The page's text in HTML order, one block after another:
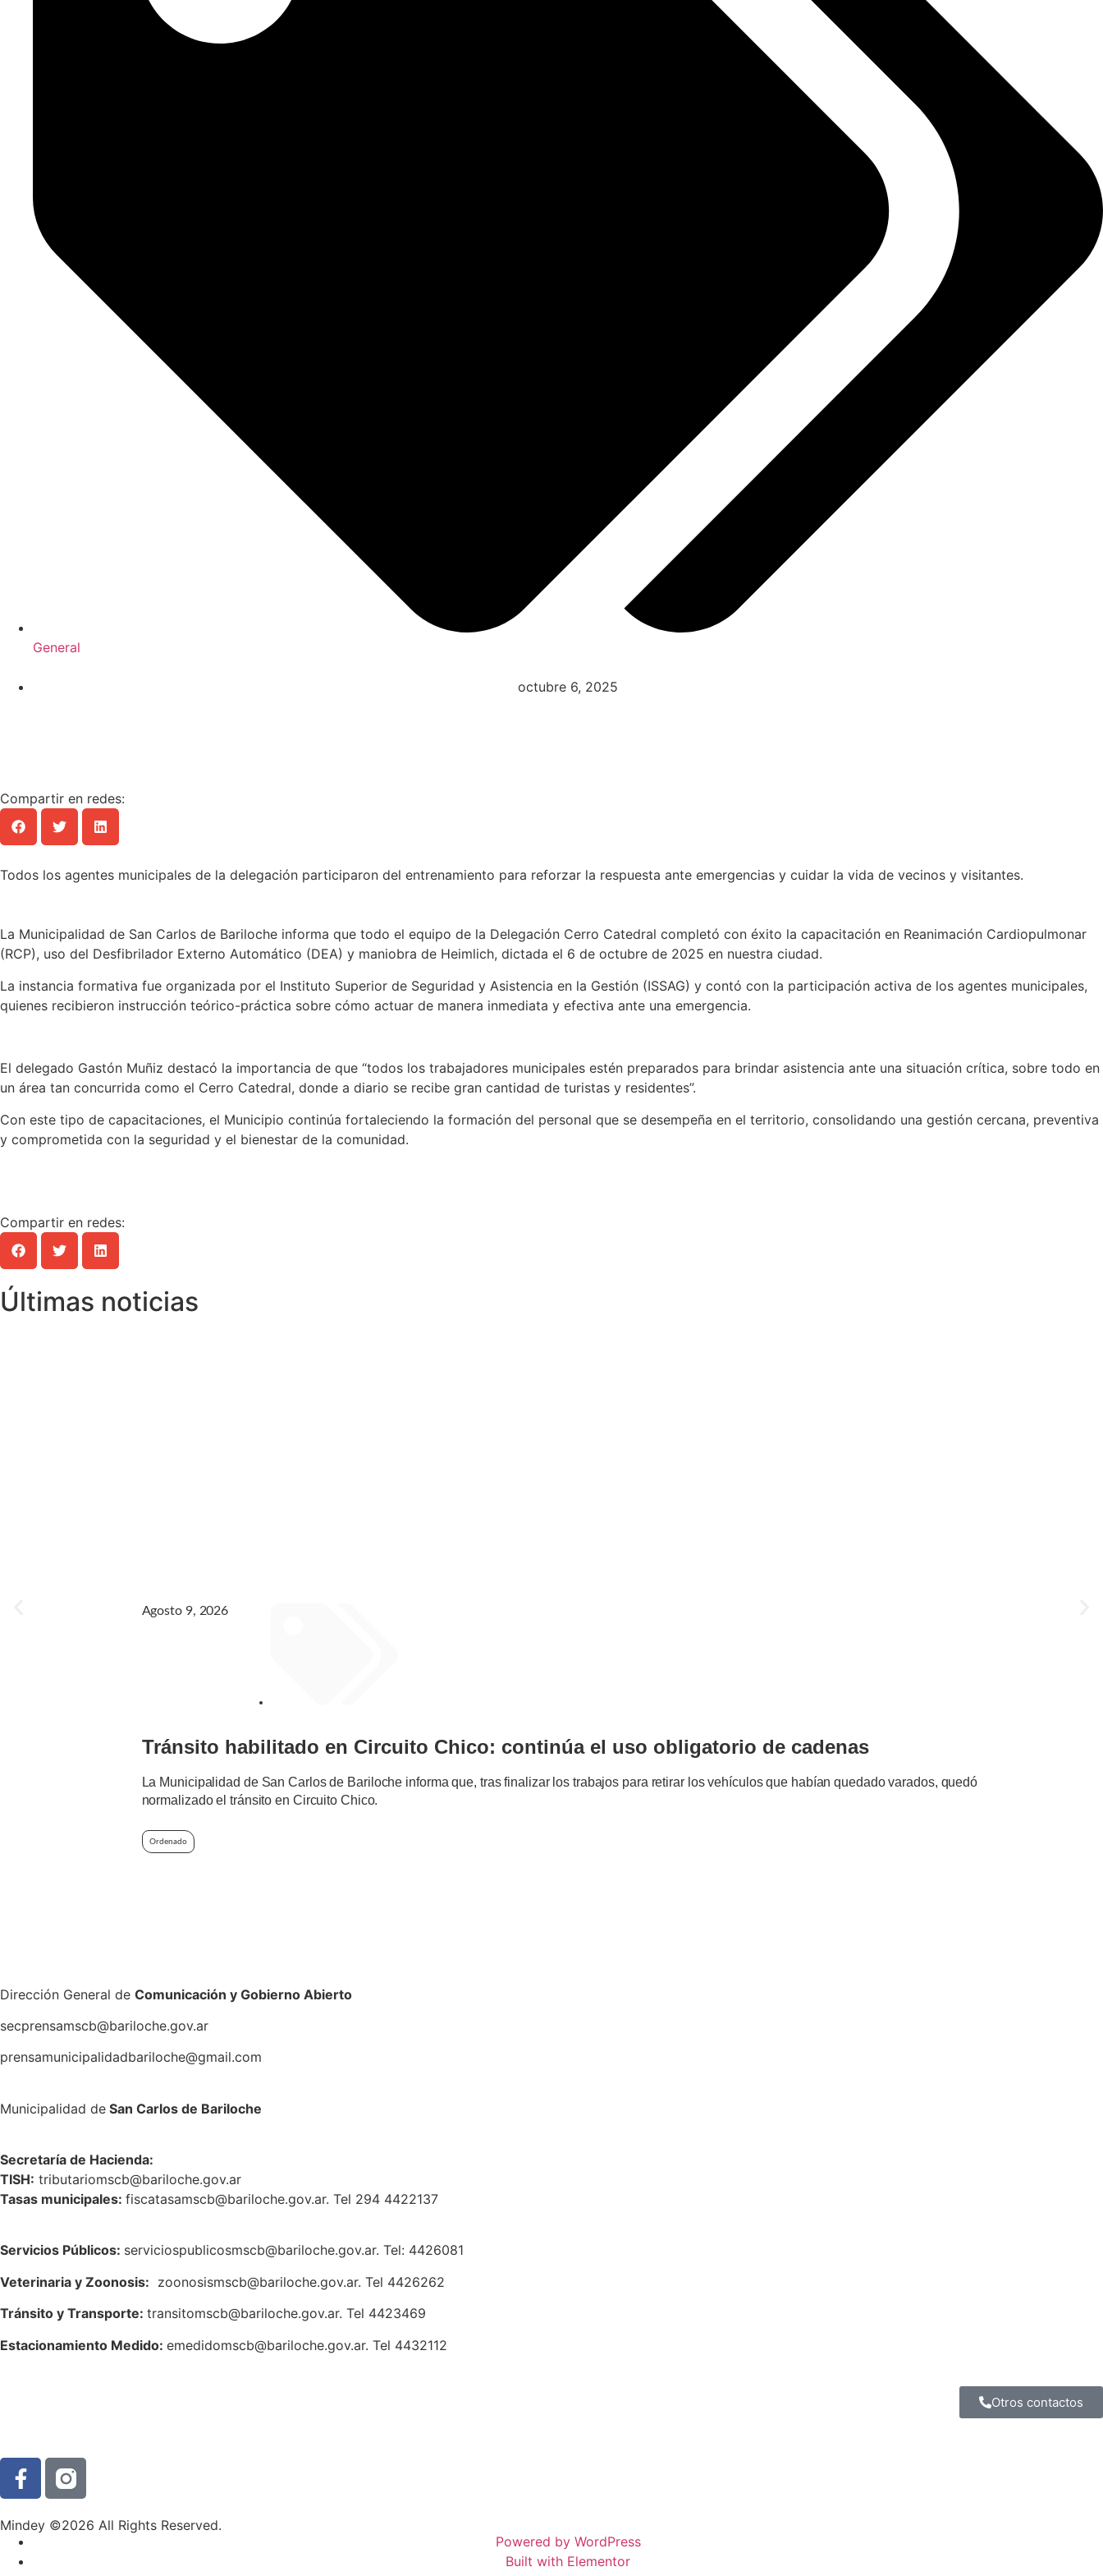
General
octubre 6, 2025
Compartir en redes:
Todos los agentes municipales de la delegación participaron del entrenamiento para reforzar la respuesta ante emergencias y cuidar la vida de vecinos y visitantes.
La Municipalidad de San Carlos de Bariloche informa que todo el equipo de la Delegación Cerro Catedral completó con éxito la capacitación en Reanimación Cardiopulmonar
(RCP), uso del Desfibrilador Externo Automático (DEA) y maniobra de Heimlich, dictada el 6 de octubre de 2025 en nuestra ciudad.
La instancia formativa fue organizada por el Instituto Superior de Seguridad y Asistencia en la Gestión (ISSAG) y contó con la participación activa de los agentes municipales,
quienes recibieron instrucción teórico-práctica sobre cómo actuar de manera inmediata y efectiva ante una emergencia.
El delegado Gastón Muñiz destacó la importancia de que “todos los trabajadores municipales estén preparados para brindar asistencia ante una situación crítica, sobre todo en
un área tan concurrida como el Cerro Catedral, donde a diario se recibe gran cantidad de turistas y residentes”.
Con este tipo de capacitaciones, el Municipio continúa fortaleciendo la formación del personal que se desempeña en el territorio, consolidando una gestión cercana, preventiva
y comprometida con la seguridad y el bienestar de la comunidad.
Compartir en redes:
Últimas noticias
Agosto 9, 2026
Tránsito habilitado en Circuito Chico: continúa el uso obligatorio de cadenas
La Municipalidad de San Carlos de Bariloche informa que, tras finalizar los trabajos para retirar los vehículos que habían quedado varados, quedó
normalizado el tránsito en Circuito Chico.
Ordenado
Dirección General de Comunicación y Gobierno Abierto
secprensamscb@bariloche.gov.ar
prensamunicipalidadbariloche@gmail.com
Municipalidad de San Carlos de Bariloche
Secretaría de Hacienda:
TISH: tributariomscb@bariloche.gov.ar
Tasas municipales: fiscatasamscb@bariloche.gov.ar. Tel 294 4422137
Servicios Públicos: serviciospublicosmscb@bariloche.gov.ar. Tel: 4426081
Veterinaria y Zoonosis: zoonosismscb@bariloche.gov.ar. Tel 4426262
Tránsito y Transporte: transitomscb@bariloche.gov.ar. Tel 4423469
Estacionamiento Medido: emedidomscb@bariloche.gov.ar. Tel 4432112
Otros contactos
Mindey ©2026 All Rights Reserved.
Powered by WordPress
Built with Elementor